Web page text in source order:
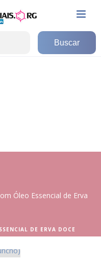
Óleo Essencial de Erva
DE ERVA DOCE